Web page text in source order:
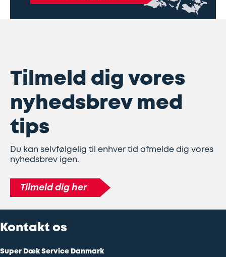
Tilmeld dig vores
nyhedsbrev med
tips
Du kan selvfølgelig til enhver tid afmelde dig vores
nyhedsbrev igen.
Tilmeld dig her
Kontakt os
Super Dæk Service Danmark